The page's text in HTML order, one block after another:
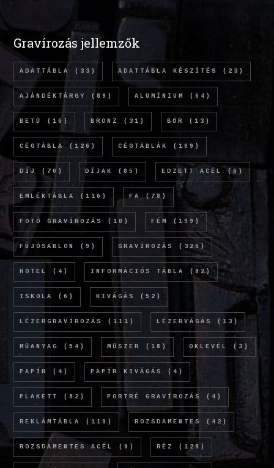
Gravírozás jellemzők
ADATTÁBLA (33) ADATTÁBLA KÉSZÍTÉS (23)
AJÁNDÉKTÁRGY (89) ALUMÍNIUM (64)
BETŰ (10) BRONZ (31) BŐR (13)
CÉGTÁBLA (126) CÉGTÁBLÁK (109)
DÍJ (70) DÍJAK (85) EDZETT ACÉL (6)
EMLÉKTÁBLA (116) FA (78)
FOTÓ GRAVÍROZÁS (10) FÉM (199)
FÚJÓSABLON (9) GRAVÍROZÁS (326)
HOTEL (4) INFORMÁCIÓS TÁBLA (82)
ISKOLA (6) KIVÁGÁS (52)
LÉZERGRAVÍROZÁS (111) LÉZERVÁGÁS (13)
MŰANYAG (54) MŰSZER (18) OKLEVÉL (3)
PAPÍR (4) PAPÍR KIVÁGÁS (4)
PLAKETT (82) PORTRÉ GRAVÍROZÁS (4)
REKLÁMTÁBLA (119) ROZSDAMENTES (42)
ROZSDAMENTES ACÉL (9) RÉZ (129)